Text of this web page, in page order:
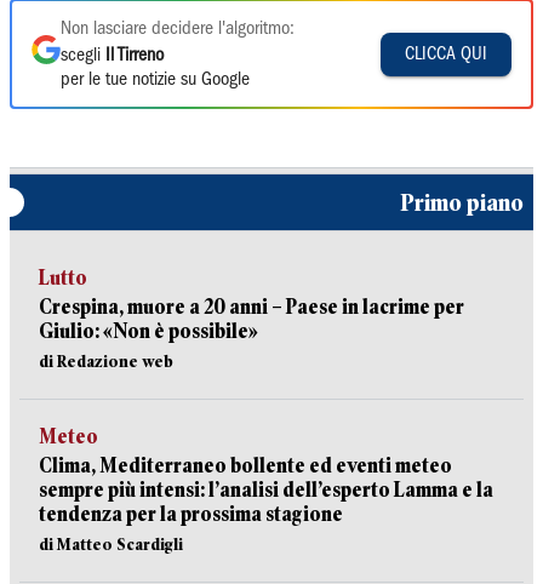
Non lasciare decidere l'algoritmo:
scegli
Il Tirreno
per le tue notizie su Google
CLICCA QUI
Primo piano
Lutto
Crespina, muore a 20 anni – Paese in lacrime per
Giulio: «Non è possibile»
di Redazione web
Meteo
Clima, Mediterraneo bollente ed eventi meteo
sempre più intensi: l’analisi dell’esperto Lamma e la
tendenza per la prossima stagione
di Matteo Scardigli